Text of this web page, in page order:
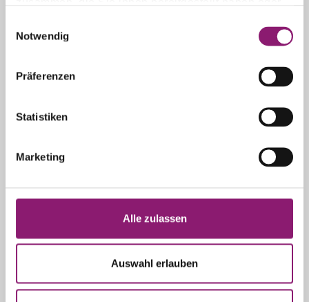
gesammelt haben.
Notwendig
Präferenzen
Statistiken
Marketing
Alle zulassen
Auswahl erlauben
Saalbach Hinterglemm